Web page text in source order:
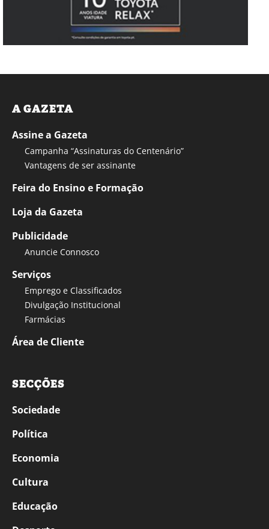
A GAZETA
Assine a Gazeta
Campanha “Assinaturas do Centenário”
Vantagens de ser assinante
Feira do Ensino e Formação
Loja da Gazeta
Publicidade
Anuncie Connosco
Serviços
Emprego e Classificados
Divulgação Institucional
Farmácias
Área de Cliente
SECÇÕES
Sociedade
Política
Economia
Cultura
Educação